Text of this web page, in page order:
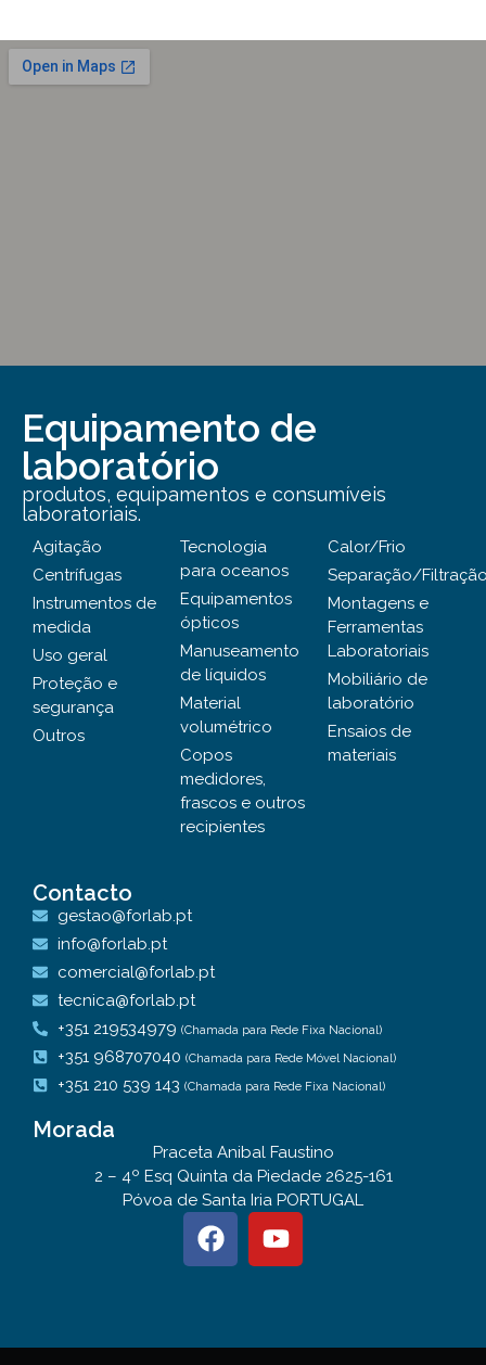
Equipamento de
laboratório
produtos, equipamentos e consumíveis
laboratoriais.
Agitação
Centrífugas
Instrumentos de
medida
Uso geral
Proteção e
segurança
Outros
Tecnologia
para oceanos
Equipamentos
ópticos
Manuseamento
de líquidos
Material
volumétrico
Copos
medidores,
frascos e outros
recipientes
Calor/Frio
Separação/
Montagens e
Ferramentas
Laboratoriais
Mobiliário de
laboratório
Ensaios de
materiais
Contacto
gestao@forlab.pt
info@forlab.pt
comercial@forlab.pt
tecnica@forlab.pt
+351 219534979 (Chamada para Rede Fixa Nacional)
+351 968707040 (Chamada para Rede Móvel Nacional)
+351 210 539 143 (Chamada para Rede Fixa Nacional)
Morada
Praceta Anibal Faustino
2 – 4º Esq Quinta da Piedade 2625-161
Póvoa de Santa Iria PORTUGAL